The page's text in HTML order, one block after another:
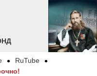
RuTube